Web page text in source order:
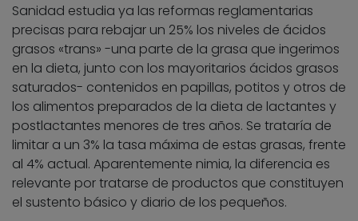
Sanidad estudia ya las reformas reglamentarias
precisas para rebajar un 25% los niveles de ácidos
grasos «trans» -una parte de la grasa que ingerimos
en la dieta, junto con los mayoritarios ácidos grasos
saturados- contenidos en papillas, potitos y otros de
los alimentos preparados de la dieta de lactantes y
postlactantes menores de tres años. Se trataría de
limitar a un 3% la tasa máxima de estas grasas, frente
al 4% actual. Aparentemente nimia, la diferencia es
relevante por tratarse de productos que constituyen
el sustento básico y diario de los pequeños.